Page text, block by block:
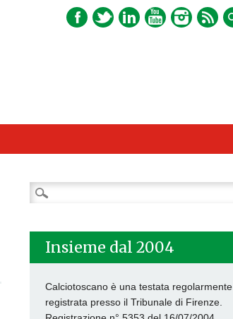
Ricerca
per:
Insieme dal 2004
Calciotoscano è una testata regolarmente
registrata presso il Tribunale di Firenze.